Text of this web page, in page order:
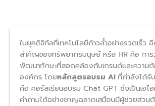
ในยุคดิจิทัลที่เทคโนโลยีก้าวล้ำอย่างรวดเร็ว
สำคัญของทรัพยากรมนุษย์ หรือ HR คือ การ
พัฒนาทักษะที่สอดคล้องกับเทรนด์และความ
องค์กร โดยหลักสูตรอบรม AIที่กำลังได้รั
คือ คอร์สเรียนอบรม Chat GPT ซึ่งเป็นเอไ
คำถามได้อย่างชาญฉลาดเสมือนมีผู้ช่วยส่วน